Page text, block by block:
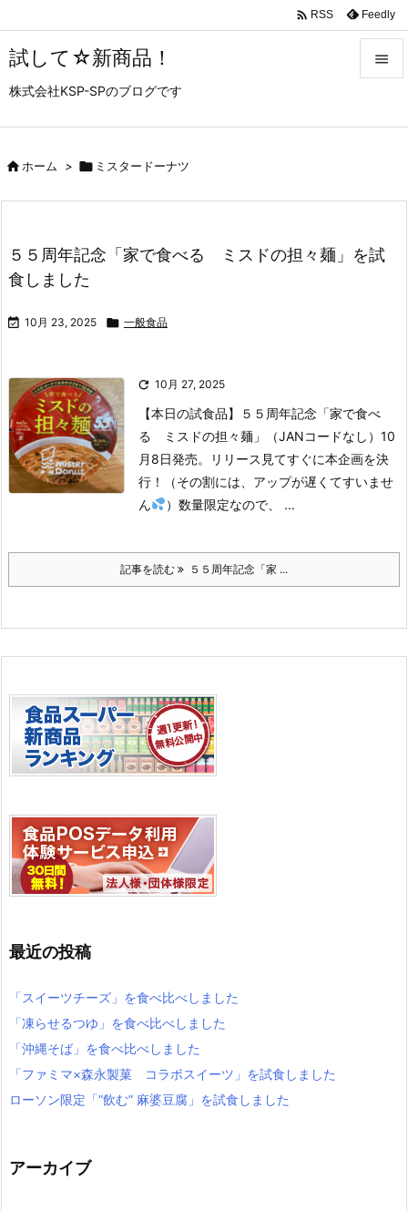
試して☆新商品！
株式会社KSP-SPのブログです

次へ
 RSS Feedly
ホーム >  ミスタードーナツ
５５周年記念「家で食べる ミスドの担々麺」を試
食しました
 10月 23, 2025  一般食品
 10月 27, 2025
【本日の試食品】
５５周年記念「家で食べ
る ミスドの担々麺」（JANコードなし） 10
月8日発売。
リリース見てすぐに本企画を決
行！
（その割には、アップが遅くてすいませ
ん
） 数量限定なので、 ...
記事を読む ５５周年記念「家 ...
最近の投稿
「スイーツチーズ」を食べ比べしました
「凍らせるつゆ」を食べ比べしました
「沖縄そば」を食べ比べしました
「ファミマ×森永製菓 コラボスイーツ」を試食しました
ローソン限定「”飲む” 麻婆豆腐」を試食しました
アーカイブ